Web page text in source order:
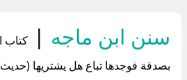
سنن ابن ماجه |
كتاب
بصدقة فوجدها تباع هل يشتريها (حديث